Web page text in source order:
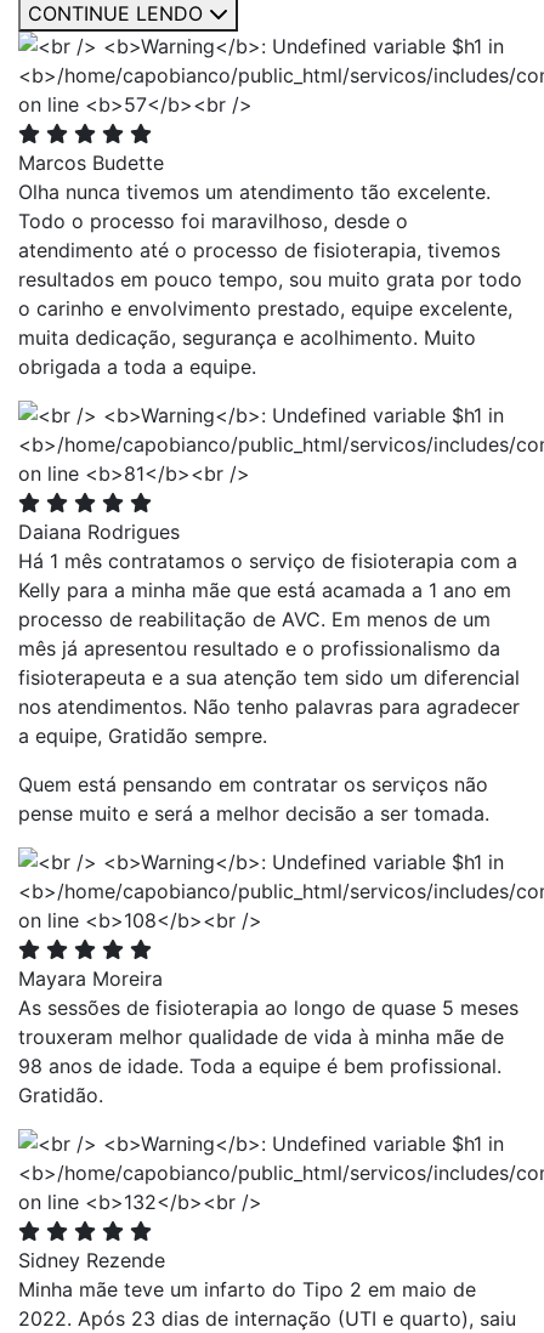
CONTINUE LENDO
Marcos Budette
Olha nunca tivemos um atendimento tão excelente.
Todo o processo foi maravilhoso, desde o
atendimento até o processo de fisioterapia, tivemos
resultados em pouco tempo, sou muito grata por todo
o carinho e envolvimento prestado, equipe excelente,
muita dedicação, segurança e acolhimento. Muito
obrigada a toda a equipe.
Daiana Rodrigues
Há 1 mês contratamos o serviço de fisioterapia com a
Kelly para a minha mãe que está acamada a 1 ano em
processo de reabilitação de AVC. Em menos de um
mês já apresentou resultado e o profissionalismo da
fisioterapeuta e a sua atenção tem sido um diferencial
nos atendimentos. Não tenho palavras para agradecer
a equipe, Gratidão sempre.
Quem está pensando em contratar os serviços não
pense muito e será a melhor decisão a ser tomada.
Mayara Moreira
As sessões de fisioterapia ao longo de quase 5 meses
trouxeram melhor qualidade de vida à minha mãe de
98 anos de idade. Toda a equipe é bem profissional.
Gratidão.
Sidney Rezende
Minha mãe teve um infarto do Tipo 2 em maio de
2022. Após 23 dias de internação (UTI e quarto), saiu